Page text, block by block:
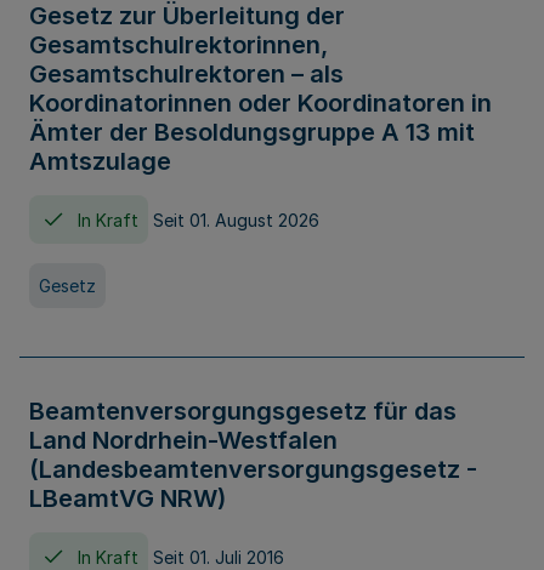
Gesetz zur Überleitung der
Gesamtschulrektorinnen,
Gesamtschulrektoren – als
Koordinatorinnen oder Koordinatoren in
Ämter der Besoldungsgruppe A 13 mit
Amtszulage
In Kraft Seit 01. August 2026
Gesetz
Beamtenversorgungsgesetz für das
Land Nordrhein-Westfalen
(Landesbeamtenversorgungsgesetz -
LBeamtVG NRW)
In Kraft Seit 01. Juli 2016